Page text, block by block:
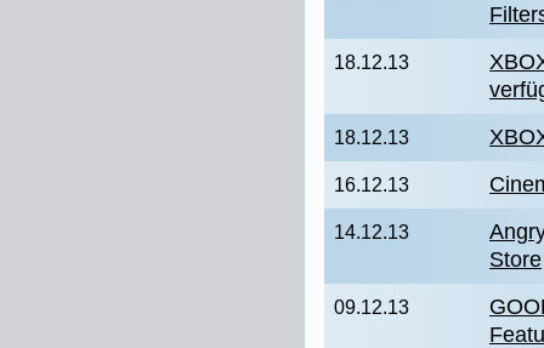
18.12.13
18.12.13
16.12.13
14.12.13
Store
09.12.13